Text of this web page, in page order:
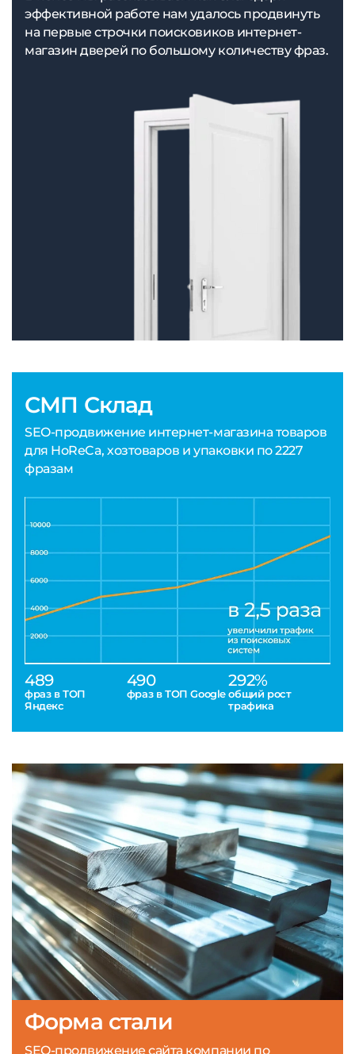
СМП Склад
SEO-продвижение интернет-магазина товаров
для HoReCa, хозтоваров и упаковки по 2227
фразам
489
фраз в ТОП
Яндекс
490
фраз в ТОП Google
292%
общий рост
трафика
эффективной работе нам удалось продвинуть
на первые строчки поисковиков интернет-
магазин дверей по большому количеству фраз.
Форма стали
SEO-продвижение сайта компании по